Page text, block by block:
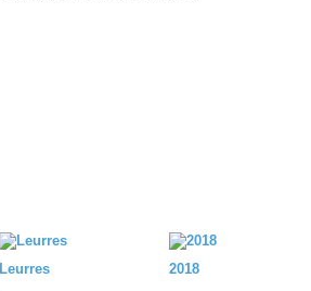
Leurres 2018